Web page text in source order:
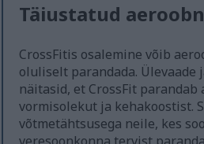
Täiustatud
CrossFitis osalemine võib
oluliselt parandada. Ülevaade
näitasid, et CrossFit parandab
vormisolekut ja kehakoostist.
võtmetähtsusega neile, kes